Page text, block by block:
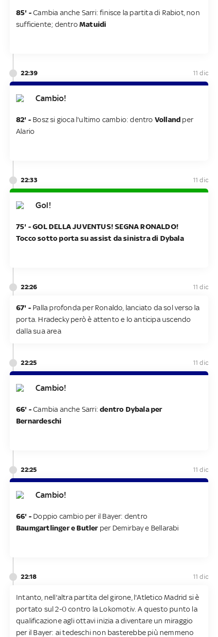
85' -Cambia anche Sarri: finisce la partita di Rabiot, non
sufficiente; dentro Matuidi
22:39 11 dic
Cambio!
82' - Bosz si gioca l'ultimo cambio: dentro Volland per
Alario
22:33 11 dic
Gol!
75' - GOL DELLA JUVENTUS! SEGNA RONALDO!
Tocco sotto porta su assist da sinistra di Dybala
22:26 11 dic
67' - Palla profonda per Ronaldo, lanciato da sol verso la
porta. Hradecky però è attento e lo anticipa uscendo
dalla sua area
22:25 11 dic
Cambio!
66' -Cambia anche Sarri:dentro Dybala per
Bernardeschi
22:25 11 dic
Cambio!
66' - Doppio cambio per il Bayer: dentro
Baumgartlinger e Butlerper Demirbay e Bellarabi
22:18 11 dic
Intanto, nell'altra partita del girone, l'Atletico Madrid si è
portato sul 2-0 contro la Lokomotiv. A questo punto la
qualificazione agli ottavi inizia a diventare un miraggio
per il Bayer: ai tedeschi non basterebbe più nemmeno